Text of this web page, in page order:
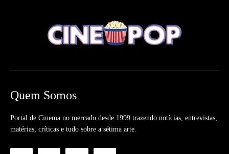
Quem Somos
Portal de Cinema no mercado desde 1999 trazendo notícias, entrevistas,
matérias, críticas e tudo sobre a sétima arte.